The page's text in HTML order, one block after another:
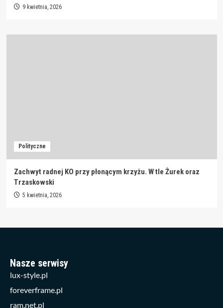
9 kwietnia, 2026
Polityczne
Zachwyt radnej KO przy płonącym krzyżu. W tle Żurek oraz
Trzaskowski
5 kwietnia, 2026
Nasze serwisy
lux-style.pl
foreverframe.pl
ram.net.pl